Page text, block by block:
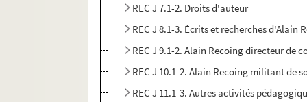
REC J 7.1-2. Droits d'auteur
REC J 8.1-3. Écrits et recherches d'Alain
REC J 9.1-2. Alain Recoing directeur de
REC J 10.1-2. Alain Recoing militant de
REC J 11.1-3. Autres activités